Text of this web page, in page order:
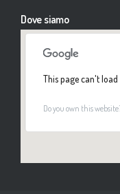
Dove siamo
This page can't load
Do you own this